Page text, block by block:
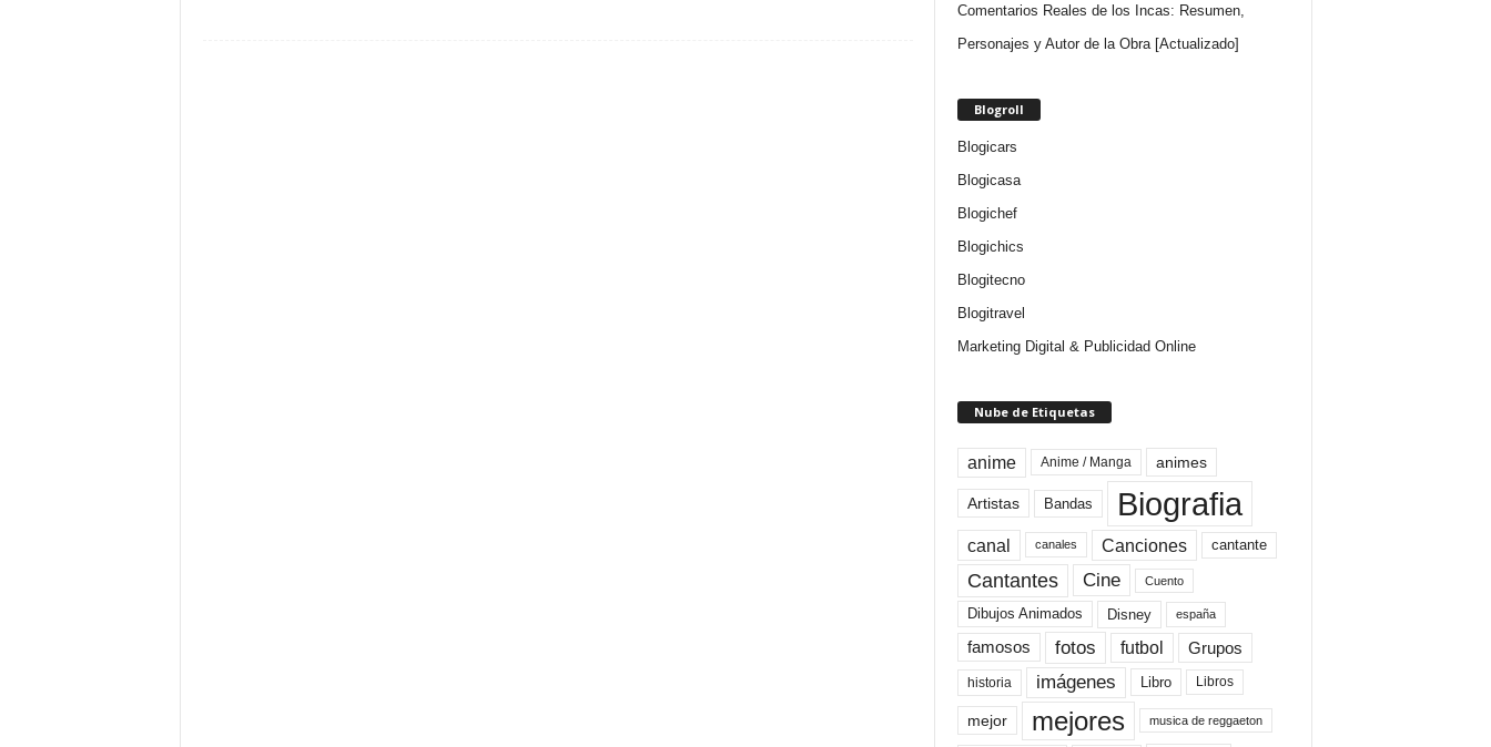
Comentarios Reales de los Incas: Resumen,
Personajes y Autor de la Obra [Actualizado]
Blogroll
Blogicars
Blogicasa
Blogichef
Blogichics
Blogitecno
Blogitravel
Marketing Digital & Publicidad Online
Nube de Etiquetas
anime Anime / Manga animes
Artistas Bandas Biografia
canal canales Canciones cantante
Cantantes Cine Cuento
Dibujos Animados Disney españa
famosos fotos futbol Grupos
historia imágenes Libro Libros
mejor mejores musica de reggaeton